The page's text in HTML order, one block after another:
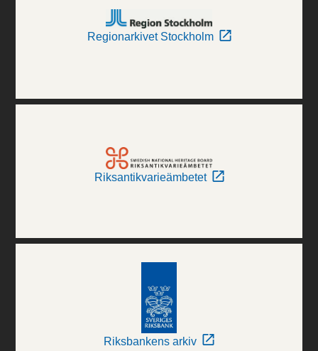
Regionarkivet Stockholm
Riksantikvarieämbetet
Riksbankens arkiv